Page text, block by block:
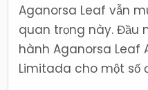
Aganorsa Leaf vẫn
quan trọng này. Đầu
hành Aganorsa Leaf
Limitada cho một số